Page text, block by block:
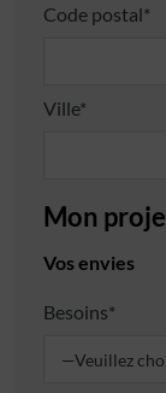
Code postal*
Ville*
Mon
Vos envies
Besoins*